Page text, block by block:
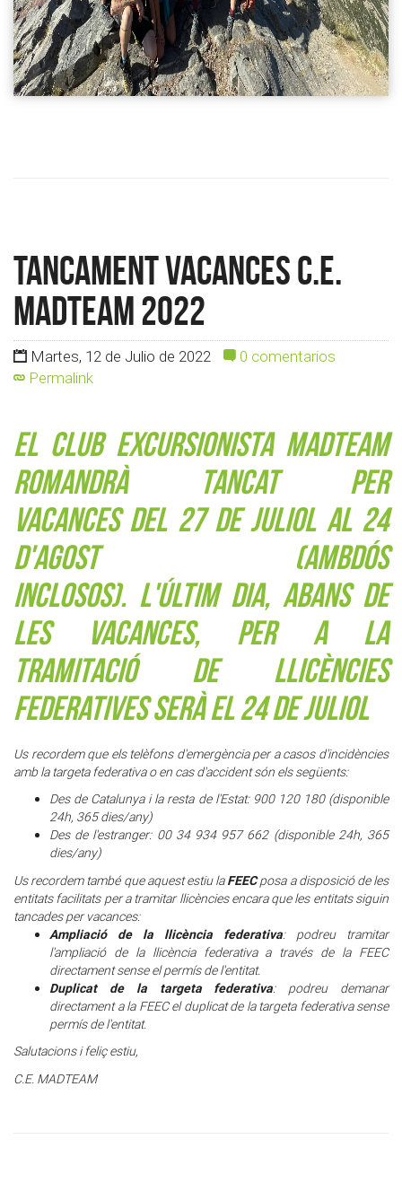
Tancament Vacances C.E.
MADTEAM 2022
Martes, 12 de Julio de 2022
0 comentarios
Permalink
El Club Excursionista MadTeam
romandrà tancat per
vacances del 27 de juliol al 24
d'agost (ambdós
inclosos). L'últim dia, abans de
les vacances, per a la
tramitació de llicències
federatives serà el 24 de juliol
Us recordem que els telèfons d'emergència per a casos d'incidències
amb la targeta federativa o en cas d'accident són els següents:
Des de Catalunya i la resta de l'Estat: 900 120 180 (disponible
24h, 365 dies/any)
Des de l'estranger: 00 34 934 957 662 (disponible 24h, 365
dies/any)
Us recordem també que aquest estiu laFEECposa a disposició de les
entitats facilitats per a tramitar llicències encara que les entitats siguin
tancades per vacances:
Ampliació de la llicència federativa: podreu tramitar
l'ampliació de la llicència federativa a través de la FEEC
directament sense el permís de l'entitat.
Duplicat de la targeta federativa: podreu demanar
directament a la FEEC el duplicat de la targeta federativa sense
permís de l'entitat.
Salutacions i feliç estiu,
C.E. MADTEAM